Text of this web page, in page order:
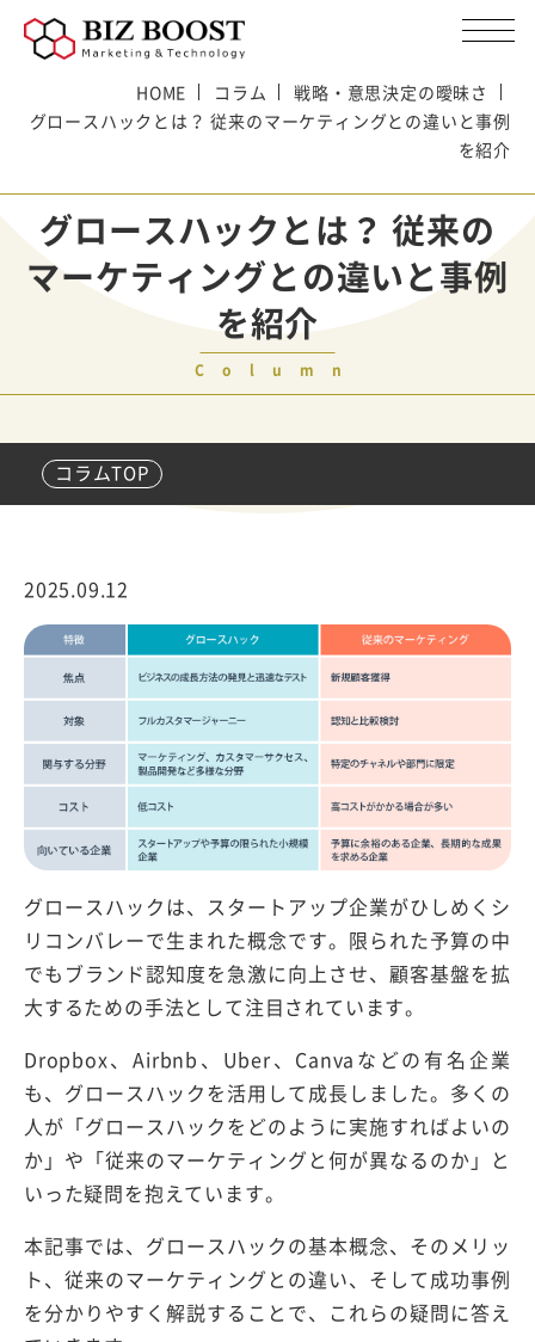
HOME コラム
戦略・意思決定の曖昧さ
グロースハックとは？ 従来のマーケティングとの違いと事例
を紹介
グロースハックとは？ 従来の
マーケティングとの違いと事例
を紹介
Column
コラムTOP
2025.09.12
グロースハックは、スタートアップ企業がひしめくシ
リコンバレーで生まれた概念です。限られた予算の中
でもブランド認知度を急激に向上させ、顧客基盤を拡
大するための手法として注目されています。
Dropbox、Airbnb、Uber、Canvaなどの有名企業
も、グロースハックを活用して成長しました。多くの
人が「グロースハックをどのように実施すればよいの
か」や「従来のマーケティングと何が異なるのか」と
いった疑問を抱えています。
本記事では、グロースハックの基本概念、そのメリッ
ト、従来のマーケティングとの違い、そして成功事例
を分かりやすく解説することで、これらの疑問に答え